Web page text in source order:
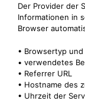
Der Provider der
Informationen in
Browser
• Browsertyp
• verwendetes
• Referrer URL
• Hostname des
• Uhrzeit der